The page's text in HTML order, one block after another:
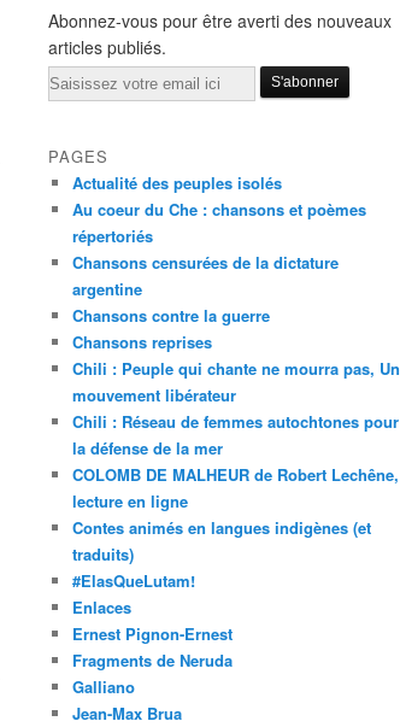
Abonnez-vous pour être averti des nouveaux
articles publiés.
Email
PAGES
Actualité des peuples isolés
Au coeur du Che : chansons et poèmes
répertoriés
Chansons censurées de la dictature
argentine
Chansons contre la guerre
Chansons reprises
Chili : Peuple qui chante ne mourra pas, Un
mouvement libérateur
Chili : Réseau de femmes autochtones pour
la défense de la mer
COLOMB DE MALHEUR de Robert Lechêne,
lecture en ligne
Contes animés en langues indigènes (et
traduits)
#ElasQueLutam!
Enlaces
Ernest Pignon-Ernest
Fragments de Neruda
Galliano
Jean-Max Brua